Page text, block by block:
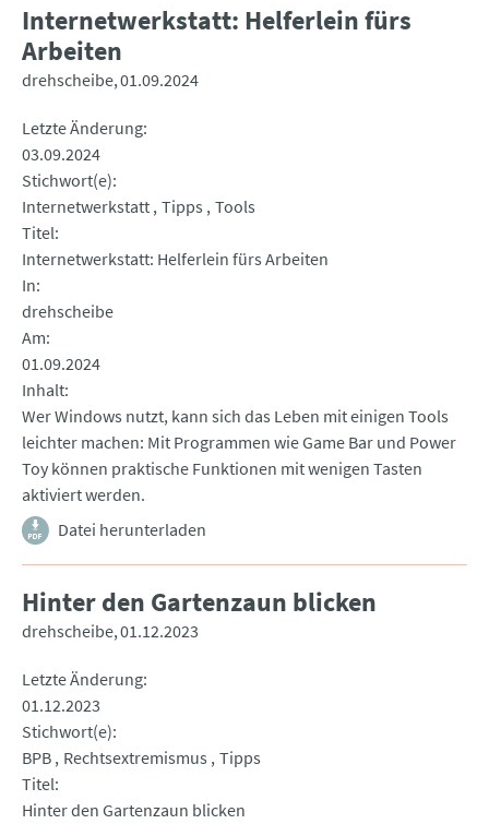
Internetwerkstatt: Helferlein fürs
Arbeiten
drehscheibe 01.09.2024
Letzte Änderung
03.09.2024
Stichwort(e)
Internetwerkstatt Tipps Tools
Titel
Internetwerkstatt: Helferlein fürs Arbeiten
In
drehscheibe
Am
01.09.2024
Inhalt
Wer Windows nutzt, kann sich das Leben mit einigen Tools
leichter machen: Mit Programmen wie Game Bar und Power
Toy können praktische Funktionen mit wenigen Tasten
aktiviert werden.
Datei herunterladen
Hinter den Gartenzaun blicken
drehscheibe 01.12.2023
Letzte Änderung
01.12.2023
Stichwort(e)
BPB Rechtsextremismus Tipps
Titel
Hinter den Gartenzaun blicken